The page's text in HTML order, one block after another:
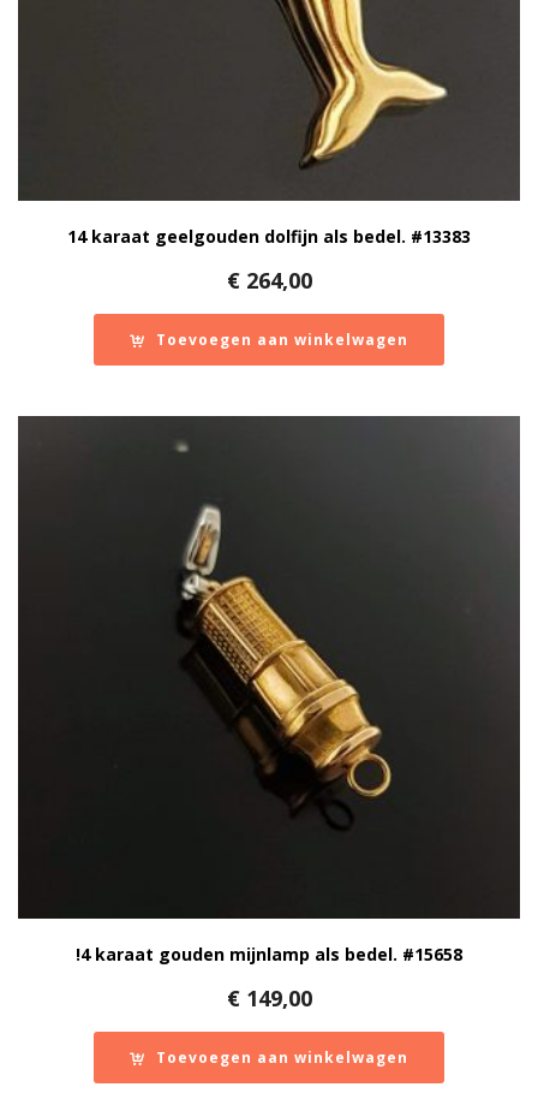
14 karaat geelgouden dolfijn als bedel. #13383
€264,00
Toevoegen aan winkelwagen
!4 karaat gouden mijnlamp als bedel. #15658
€149,00
Toevoegen aan winkelwagen